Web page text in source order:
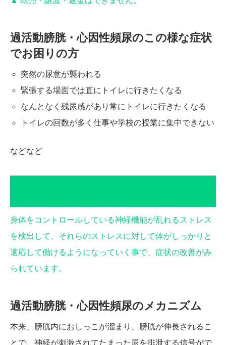
過活動膀胱・心因性頻尿のこの様な症状
でお困りの方
突然の尿意が襲われる
緊張する場面では直にトイレに行きたくなる
なんとなく残尿感があり常にトイレに行きたくなる
トイレの回数が多く仕事や学校の授業に集中できない
などなど
身体をコントロールしている神経機能が乱れるストレス
を検出して、それらのストレスに対して体がしっかりと
適応して働けるようになっていく事で、症状の改善がみ
られています。
過活動膀胱・心因性頻尿のメカニズム
本来、膀胱内におしっこが溜まり、膀胱が伸長されるこ
とで、神経が刺激されてたまった尿を排泄する信号がで